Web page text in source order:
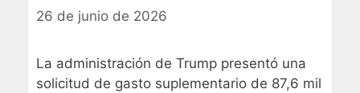
26 de junio de 2026
La administración de Trump presentó una
solicitud de gasto suplementario de 87,6 mil